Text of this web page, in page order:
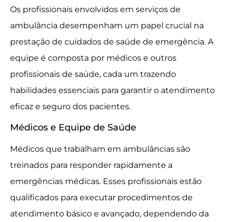
Os profissionais envolvidos em serviços de
ambulância desempenham um papel crucial na
prestação de cuidados de saúde de emergência. A
equipe é composta por médicos e outros
profissionais de saúde, cada um trazendo
habilidades essenciais para garantir o atendimento
eficaz e seguro dos pacientes.
Médicos e Equipe de Saúde
Médicos que trabalham em ambulâncias são
treinados para responder rapidamente a
emergências médicas. Esses profissionais estão
qualificados para executar procedimentos de
atendimento básico e avançado, dependendo da